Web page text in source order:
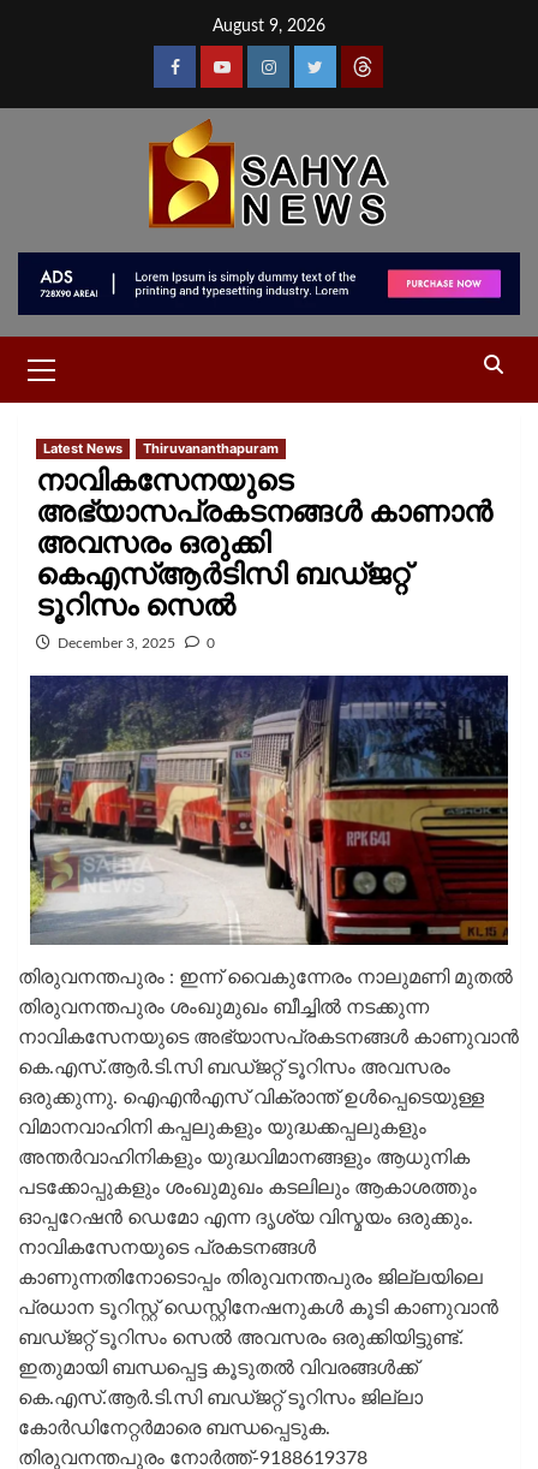
August 9, 2026
Latest News Thiruvananthapuram
നാവികസേനയുടെ
അഭ്യാസപ്രകടനങ്ങൾ കാണാൻ
അവസരം ഒരുക്കി
കെഎസ്ആർടിസി ബഡ്ജറ്റ്
ടൂറിസം സെൽ
December 3, 2025 0
തിരുവനന്തപുരം : ഇന്ന് വൈകുന്നേരം നാലുമണി മുതൽ
തിരുവനന്തപുരം ശംഖുമുഖം ബീച്ചിൽ നടക്കുന്ന
നാവികസേനയുടെ അഭ്യാസപ്രകടനങ്ങൾ കാണുവാൻ
കെ.എസ്.ആർ.ടി.സി ബഡ്ജറ്റ് ടൂറിസം അവസരം
ഒരുക്കുന്നു. ഐഎൻഎസ് വിക്രാന്ത് ഉൾപ്പെടെയുള്ള
വിമാനവാഹിനി കപ്പലുകളും യുദ്ധക്കപ്പലുകളും
അന്തർവാഹിനികളും യുദ്ധവിമാനങ്ങളും ആധുനിക
പടക്കോപ്പുകളും ശംഖുമുഖം കടലിലും ആകാശത്തും
ഓപ്പറേഷൻ ഡെമോ എന്ന ദൃശ്യ വിസ്മയം ഒരുക്കും.
നാവികസേനയുടെ പ്രകടനങ്ങൾ
കാണുന്നതിനോടൊപ്പം തിരുവനന്തപുരം ജില്ലയിലെ
പ്രധാന ടൂറിസ്റ്റ് ഡെസ്റ്റിനേഷനുകൾ കൂടി കാണുവാൻ
ബഡ്ജറ്റ് ടൂറിസം സെൽ അവസരം ഒരുക്കിയിട്ടുണ്ട്.
ഇതുമായി ബന്ധപ്പെട്ട കൂടുതൽ വിവരങ്ങൾക്ക്
കെ.എസ്.ആർ.ടി.സി ബഡ്ജറ്റ് ടൂറിസം ജില്ലാ
കോർഡിനേറ്റർമാരെ ബന്ധപ്പെടുക.
തിരുവനന്തപുരം നോർത്ത്-9188619378